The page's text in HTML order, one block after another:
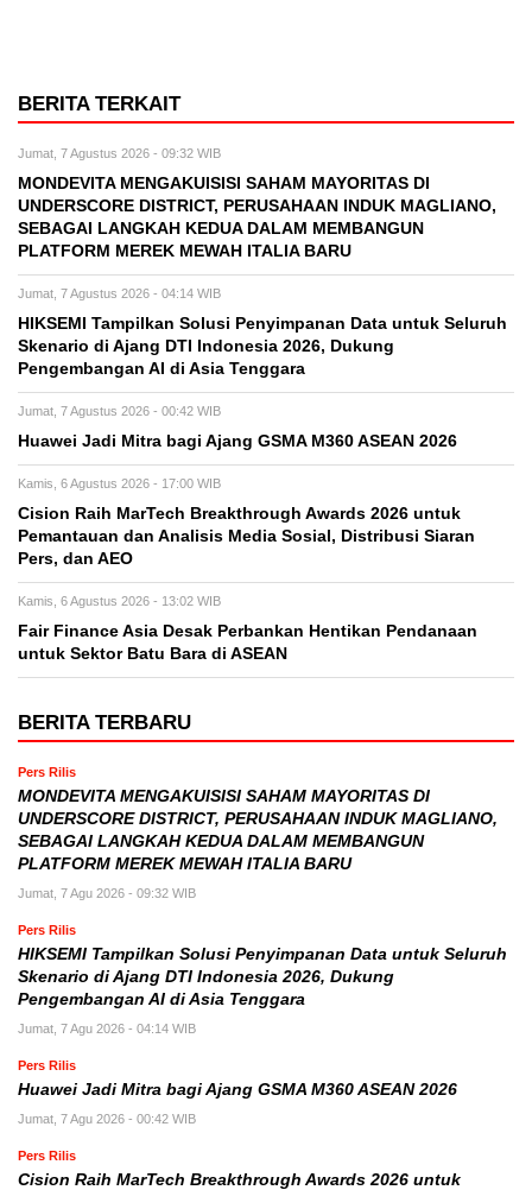
BERITA TERKAIT
Jumat, 7 Agustus 2026 - 09:32 WIB
MONDEVITA MENGAKUISISI SAHAM MAYORITAS DI
UNDERSCORE DISTRICT, PERUSAHAAN INDUK MAGLIANO,
SEBAGAI LANGKAH KEDUA DALAM MEMBANGUN
PLATFORM MEREK MEWAH ITALIA BARU
Jumat, 7 Agustus 2026 - 04:14 WIB
HIKSEMI Tampilkan Solusi Penyimpanan Data untuk Seluruh
Skenario di Ajang DTI Indonesia 2026, Dukung
Pengembangan AI di Asia Tenggara
Jumat, 7 Agustus 2026 - 00:42 WIB
Huawei Jadi Mitra bagi Ajang GSMA M360 ASEAN 2026
Kamis, 6 Agustus 2026 - 17:00 WIB
Cision Raih MarTech Breakthrough Awards 2026 untuk
Pemantauan dan Analisis Media Sosial, Distribusi Siaran
Pers, dan AEO
Kamis, 6 Agustus 2026 - 13:02 WIB
Fair Finance Asia Desak Perbankan Hentikan Pendanaan
untuk Sektor Batu Bara di ASEAN
BERITA TERBARU
Pers Rilis
MONDEVITA MENGAKUISISI SAHAM MAYORITAS DI
UNDERSCORE DISTRICT, PERUSAHAAN INDUK MAGLIANO,
SEBAGAI LANGKAH KEDUA DALAM MEMBANGUN
PLATFORM MEREK MEWAH ITALIA BARU
Jumat, 7 Agu 2026 - 09:32 WIB
Pers Rilis
HIKSEMI Tampilkan Solusi Penyimpanan Data untuk Seluruh
Skenario di Ajang DTI Indonesia 2026, Dukung
Pengembangan AI di Asia Tenggara
Jumat, 7 Agu 2026 - 04:14 WIB
Pers Rilis
Huawei Jadi Mitra bagi Ajang GSMA M360 ASEAN 2026
Jumat, 7 Agu 2026 - 00:42 WIB
Pers Rilis
Cision Raih MarTech Breakthrough Awards 2026 untuk